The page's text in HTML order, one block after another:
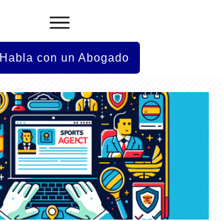
Habla con un Abogado